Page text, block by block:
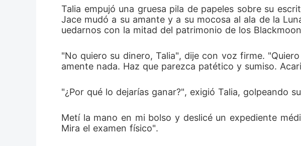
Talia empujó una gruesa pila de papeles sobre su
Jace mudó a su amante y a su mocosa al ala de la
uedarnos con la mitad del patrimonio de los
"No quiero su dinero, Talia", dije con voz firme.
amente nada. Haz que parezca patético y sumiso.
"¿Por qué lo dejarías ganar?", exigió Talia, golpeando
Metí la mano en mi bolso y deslicé un expediente
Mira el examen físico".